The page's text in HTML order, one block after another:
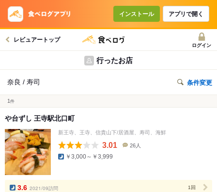
インストール アプリで開く
レビュアートップ
ログイン
行ったお店
奈良 / 寿司 条件変更
1 件
や台ずし 王寺駅北口町
新王寺、王寺、信貴山下/居酒屋、寿司、海鮮
3.01
数
26人
￥3,000～￥3,999
3.6 2021/09訪問 1回